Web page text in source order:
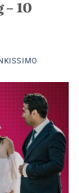
– 10